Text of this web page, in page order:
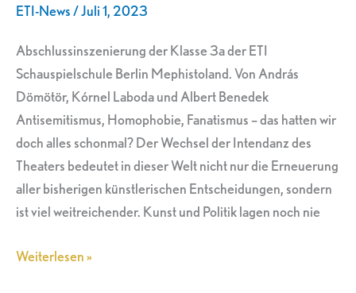
ETI-News/Juli 1, 2023
Abschlussinszenierung der Klasse 3a der ETI
Schauspielschule Berlin Mephistoland. Von András
Dömötör, Kórnel Laboda und Albert Benedek
Antisemitismus, Homophobie, Fanatismus – das hatten wir
doch alles schonmal? Der Wechsel der Intendanz des
Theaters bedeutet in dieser Welt nicht nur die Erneuerung
aller bisherigen künstlerischen Entscheidungen, sondern
ist viel weitreichender. Kunst und Politik lagen noch nie
2023
Weiterlesen »